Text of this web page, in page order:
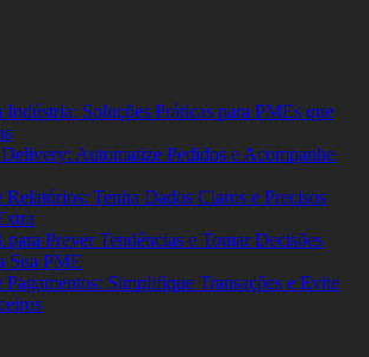
Indústria: Soluções Práticas para PMEs que
Automatize Pedidos e Acompanhe
Relatórios: Tenha Dados Claros e Precisos
Prever Tendências e Tomar Decisões
Sua PME
Pagamentos: Simplifique Transações e Evite